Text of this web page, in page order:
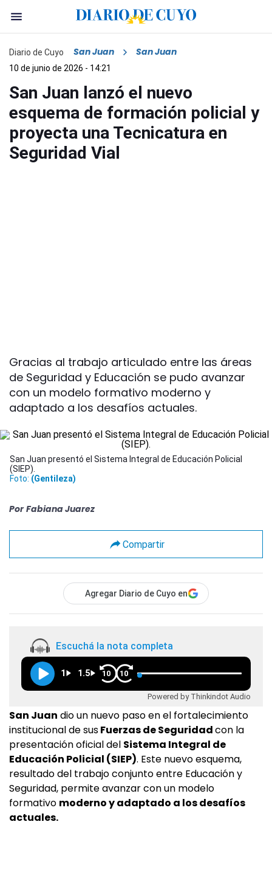
Diario de Cuyo San Juan San Juan
10 de junio de 2026 - 14:21
San Juan lanzó el nuevo
esquema de formación policial y
proyecta una Tecnicatura en
Seguridad Vial
Gracias al trabajo articulado entre las áreas
de Seguridad y Educación se pudo avanzar
con un modelo formativo moderno y
adaptado a los desafíos actuales.
San Juan presentó el Sistema Integral de Educación Policial
(SIEP).
Foto: (Gentileza)
Por Fabiana Juarez
Compartir
Agregar Diario de Cuyo en
Escuchá la nota completa
1 1.5 10 10
Powered by Thinkindot Audio
San Juan dio un nuevo paso en el fortalecimiento
institucional de susFuerzas de Seguridadcon la
presentación oficial del Sistema Integral de
Educación Policial (SIEP). Este nuevo esquema,
resultado del trabajo conjunto entre Educación y
Seguridad, permite avanzar con un modelo
formativo moderno y adaptado a los desafíos
actuales.